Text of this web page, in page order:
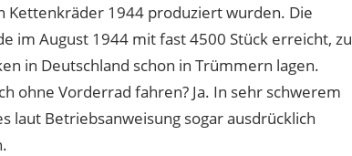
Kettenkräder 1944 produziert wurden. Die
im August 1944 mit fast 4500 Stück erreicht, zu
in Deutschland schon in Trümmern lagen.
ohne Vorderrad fahren? Ja. In sehr schwerem
laut Betriebsanweisung sogar ausdrücklich